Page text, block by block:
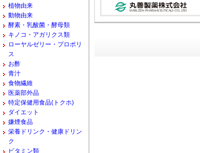
植物由来
動物由来
酵素・乳酸菌・酵母類
キノコ・アガリクス類
ローヤルゼリー・プロポリ
ス
お酢
青汁
食物繊維
医薬部外品
特定保健用食品(トクホ)
ダイエット
嫌煙食品
栄養ドリンク・健康ドリン
ク
ビタミン類